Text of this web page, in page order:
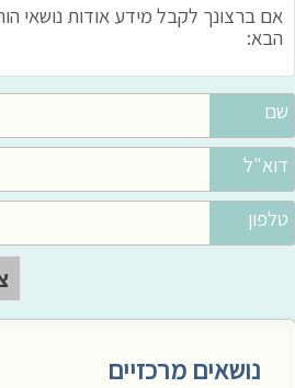
אם ברצונך לקבל מידע אודות נושאי
הבא:
שם
דוא"ל
טלפון
נושאים מרכזיים